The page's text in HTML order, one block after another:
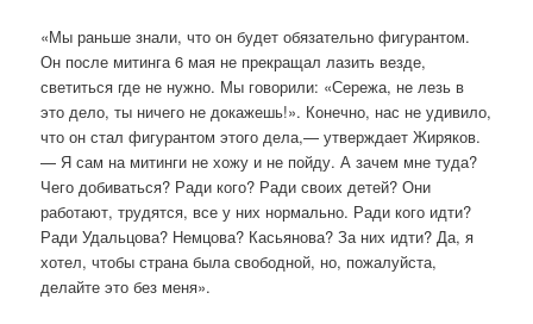
«Мы раньше знали, что он будет обязательно фигурантом.
Он после митинга 6 мая не прекращал лазить везде,
светиться где не нужно. Мы говорили: «Сережа, не лезь в
это дело, ты ничего не докажешь!». Конечно, нас не удивило,
что он стал фигурантом этого дела,— утверждает Жиряков.
— Я сам на митинги не хожу и не пойду. А зачем мне туда?
Чего добиваться? Ради кого? Ради своих детей? Они
работают, трудятся, все у них нормально. Ради кого идти?
Ради Удальцова? Немцова? Касьянова? За них идти? Да, я
хотел, чтобы страна была свободной, но, пожалуйста,
делайте это без меня».